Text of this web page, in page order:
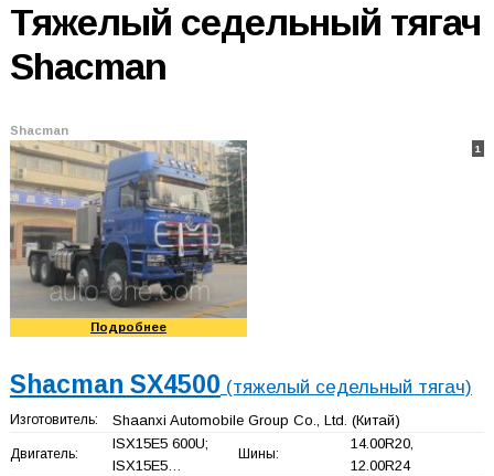
Тяжелый седельный тягач
Shacman
Shacman
1
Подробнее
Shacman SX4500 (тяжелый седельный тягач)
Изготовитель: Shaanxi Automobile Group Co., Ltd. (Китай)
Двигатель:
ISX15E5 600U;
ISX15E5…
Шины:
14.00R20,
12.00R24